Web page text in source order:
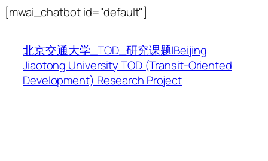
[mwai_chatbot id="default"]
内
容
北京交通大学_TOD_研究课题|Beijing
Jiaotong University TOD (Transit-Oriented
Development) Research Project